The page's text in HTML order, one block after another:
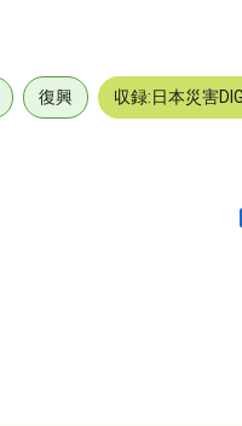
復興 収録:日本災害